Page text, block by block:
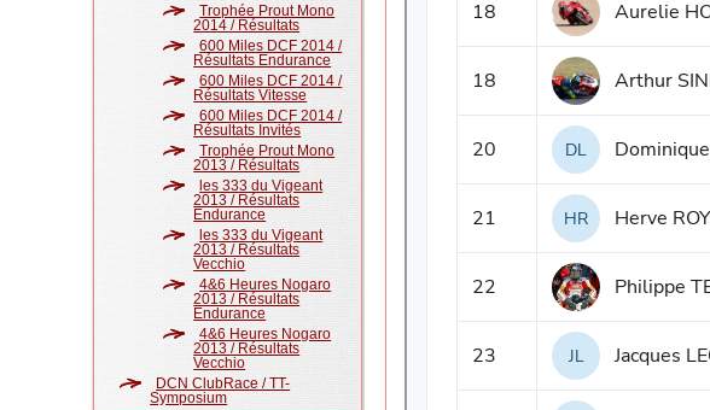
Trophée Prout Mono
2014 / Résultats
600 Miles DCF 2014 /
Résultats Endurance
600 Miles DCF 2014 /
Résultats Vitesse
600 Miles DCF 2014 /
Résultats Invités
Trophée Prout Mono
2013 / Résultats
les 333 du Vigeant
2013 / Résultats
Endurance
les 333 du Vigeant
2013 / Résultats
Vecchio
4&6 Heures Nogaro
2013 / Résultats
Endurance
4&6 Heures Nogaro
2013 / Résultats
Vecchio
DCN ClubRace / TT-
Symposium